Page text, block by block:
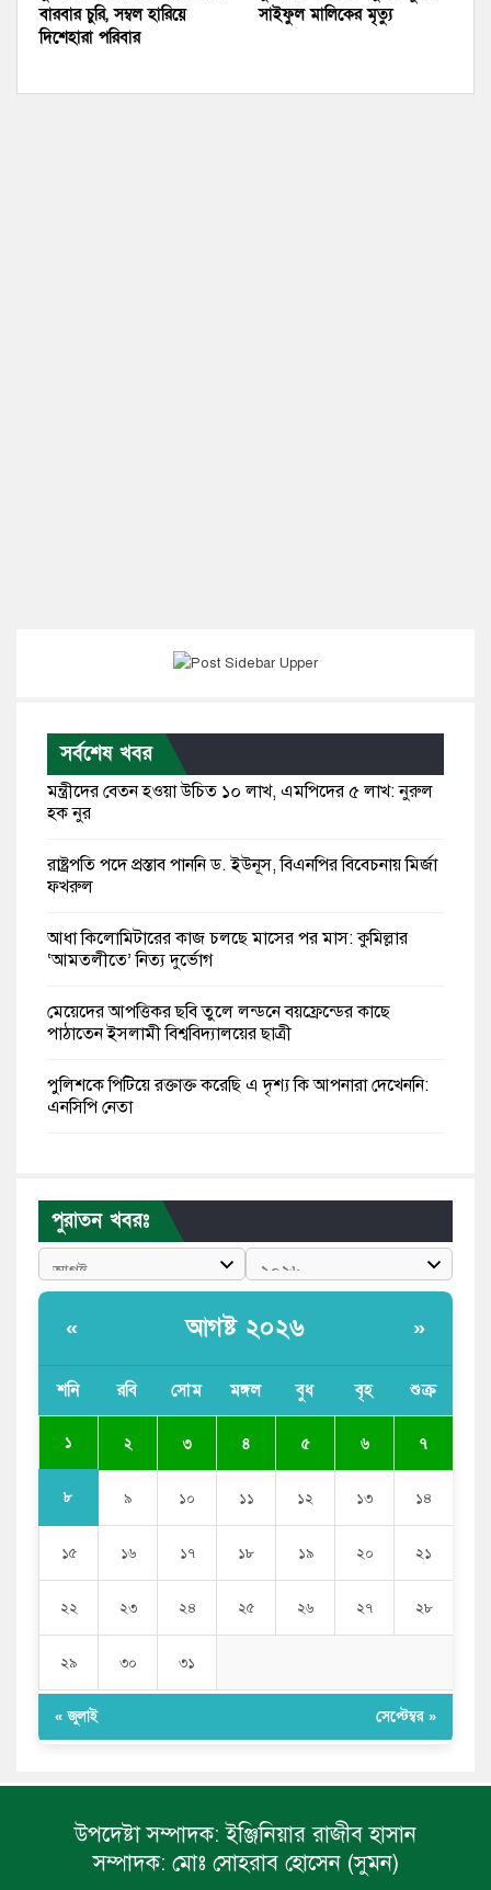
বারবার চুরি, সম্বল হারিয়ে
দিশেহারা পরিবার
সাইফুল মালিকের মৃত্যু
সর্বশেষ খবর
মন্ত্রীদের বেতন হওয়া উচিত ১০ লাখ, এমপিদের ৫ লাখ: নুরুল
হক নুর
রাষ্ট্রপতি পদে প্রস্তাব পাননি ড. ইউনূস, বিএনপির বিবেচনায় মির্জা
ফখরুল
আধা কিলোমিটারের কাজ চলছে মাসের পর মাস: কুমিল্লার
‘আমতলীতে’ নিত্য দুর্ভোগ
মেয়েদের আপত্তিকর ছবি তুলে লন্ডনে বয়ফ্রেন্ডের কাছে
পাঠাতেন ইসলামী বিশ্ববিদ্যালয়ের ছাত্রী
পুলিশকে পিটিয়ে রক্তাক্ত করেছি এ দৃশ্য কি আপনারা দেখেননি:
এনসিপি নেতা
বাংলাদেশী কর্মীদের আকামা নিয়ে বড় সুখবর দিলো সৌদি
সরকার
ভারতের পূর্ব সীমান্তে এখন ‘আরেকটি পাকিস্তান’ গড়ে উঠেছে:
যে ডকুমেন্টারিতে আবু সাঈদের ছবি নেই, সেটা কোনো
পুরাতন খবরঃ
« আগষ্ট ২০২৬ »
শনি রবি সোম মঙ্গল বুধ বৃহ শুক্র
১ ২ ৩ ৪ ৫ ৬ ৭
৮ ৯ ১০ ১১ ১২ ১৩ ১৪
১৫ ১৬ ১৭ ১৮ ১৯ ২০ ২১
২২ ২৩ ২৪ ২৫ ২৬ ২৭ ২৮
২৯ ৩০ ৩১
« জুলাই সেপ্টেম্বর »
উপদেষ্টা সম্পাদক: ইঞ্জিনিয়ার রাজীব হাসান
সম্পাদক: মোঃ সোহরাব হোসেন (সুমন)